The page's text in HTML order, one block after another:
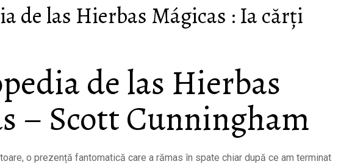
de las Hierbas Mágicas : Ia cărți
de las Hierbas
– Scott Cunningham
o prezență fantomatică care a rămas în spate chiar după ce am terminat